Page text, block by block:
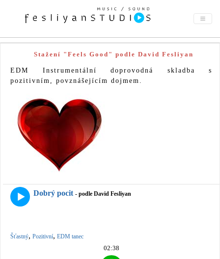
Stažení "Feels Good" podle David Fesliyan
EDM Instrumentální doprovodná skladba s
pozitivním, povznášejícím dojmem.
Dobrý pocit - podle David Fesliyan
Šťastný, Pozitivní, EDM tanec
02:38